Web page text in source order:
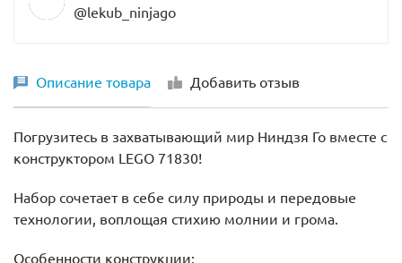
@lekub_ninjago
Описание товара Добавить отзыв
Погрузитесь в захватывающий мир Ниндзя Го вместе с
конструктором LEGO 71830!
Набор сочетает в себе силу природы и передовые
технологии, воплощая стихию молнии и грома.
Особенности конструкции: